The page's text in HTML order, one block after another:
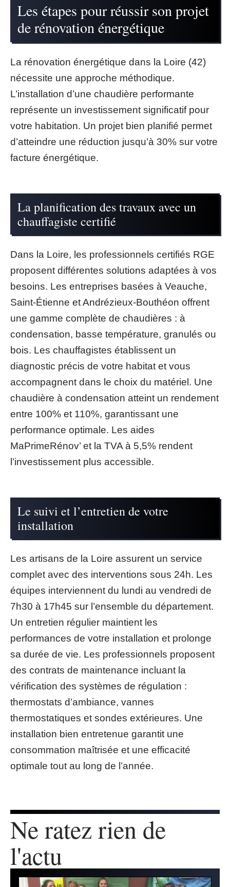
Les étapes pour réussir son projet
de rénovation énergétique
La rénovation énergétique dans la Loire (42)
nécessite une approche méthodique.
L’installation d’une chaudière performante
représente un investissement significatif pour
votre habitation. Un projet bien planifié permet
d’atteindre une réduction jusqu’à 30% sur votre
facture énergétique.
La planification des travaux avec un
chauffagiste certifié
Dans la Loire, les professionnels certifiés RGE
proposent différentes solutions adaptées à vos
besoins. Les entreprises basées à Veauche,
Saint-Étienne et Andrézieux-Bouthéon offrent
une gamme complète de chaudières : à
condensation, basse température, granulés ou
bois. Les chauffagistes établissent un
diagnostic précis de votre habitat et vous
accompagnent dans le choix du matériel. Une
chaudière à condensation atteint un rendement
entre 100% et 110%, garantissant une
performance optimale. Les aides
MaPrimeRénov’ et la TVA à 5,5% rendent
l’investissement plus accessible.
Le suivi et l’entretien de votre
installation
Les artisans de la Loire assurent un service
complet avec des interventions sous 24h. Les
équipes interviennent du lundi au vendredi de
7h30 à 17h45 sur l’ensemble du département.
Un entretien régulier maintient les
performances de votre installation et prolonge
sa durée de vie. Les professionnels proposent
des contrats de maintenance incluant la
vérification des systèmes de régulation :
thermostats d’ambiance, vannes
thermostatiques et sondes extérieures. Une
installation bien entretenue garantit une
consommation maîtrisée et une efficacité
optimale tout au long de l’année.
Ne ratez rien de
l'actu